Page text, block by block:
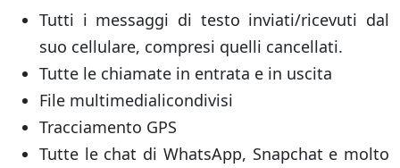
Tutti i messaggi di testo inviati/ricevuti dal
suo cellulare, compresi quelli cancellati.
Tutte le chiamate in entrata e in uscita
File multimedialicondivisi
Tracciamento GPS
Tutte le chat di WhatsApp, Snapchat e molto